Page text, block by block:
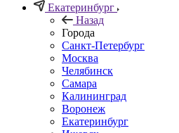
Екатеринбург
Назад
Города
Санкт-Петербург
Москва
Челябинск
Самара
Калининград
Воронеж
Екатеринбург